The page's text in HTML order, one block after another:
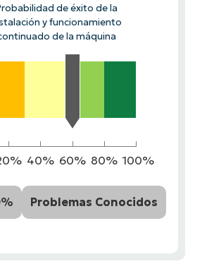
de éxito de la
y funcionamiento
de la máquina
40% 60% 80% 100%
Problemas Conocidos